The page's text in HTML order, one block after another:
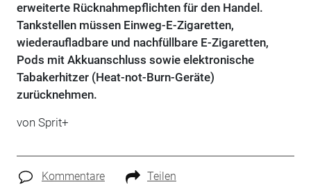
erweiterte Rücknahmepflichten für den Handel.
Tankstellen müssen Einweg-E-Zigaretten,
wiederaufladbare und nachfüllbare E-Zigaretten,
Pods mit Akkuanschluss sowie elektronische
Tabakerhitzer (Heat-not-Burn-Geräte)
zurücknehmen.
von Sprit+
Kommentare Teilen